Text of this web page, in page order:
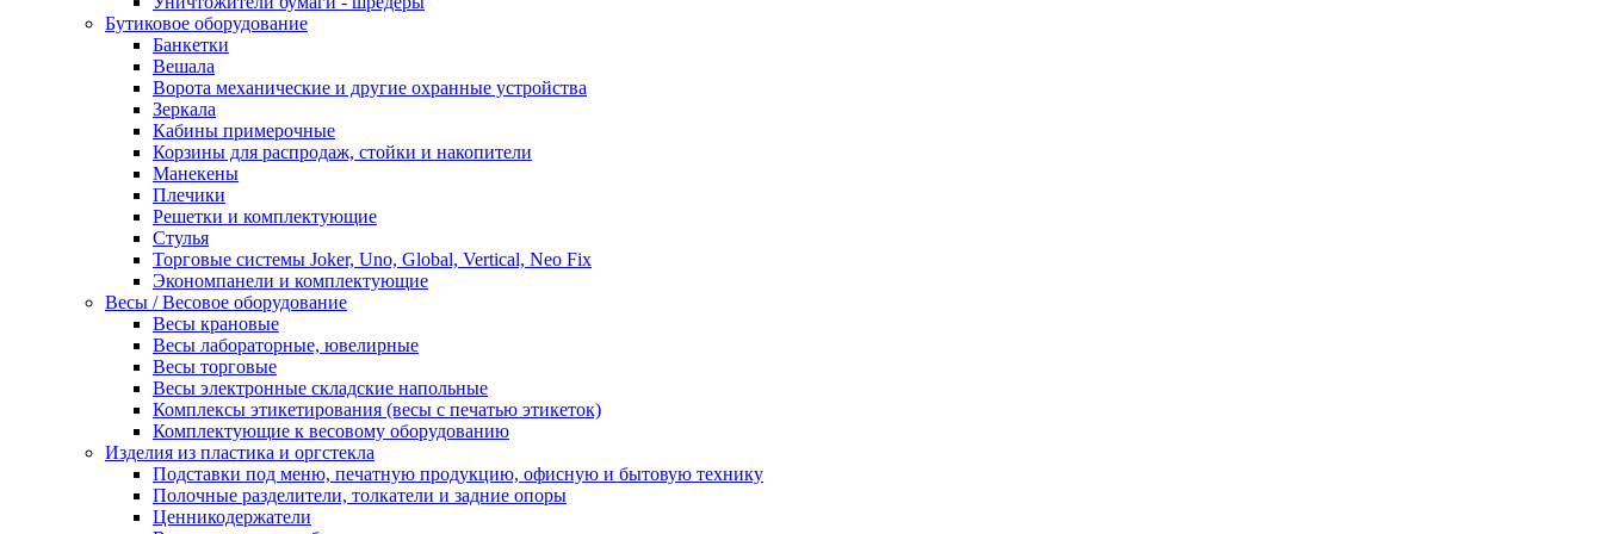
Бутиковое оборудование
Банкетки
Вешала
Ворота механические и другие охранные устройства
Зеркала
Кабины примерочные
Корзины для распродаж, стойки и накопители
Манекены
Плечики
Решетки и комплектующие
Стулья
Торговые системы Joker, Uno, Global, Vertical, Neo Fix
Экономпанели и комплектующие
Весы / Весовое оборудование
Весы крановые
Весы лабораторные, ювелирные
Весы торговые
Весы электронные складские напольные
Комплексы этикетирования (весы с печатью этикеток)
Комплектующие к весовому оборудованию
Изделия из пластика и оргстекла
Подставки под меню, печатную продукцию, офисную и бытовую технику
Полочные разделители, толкатели и задние опоры
Ценникодержатели